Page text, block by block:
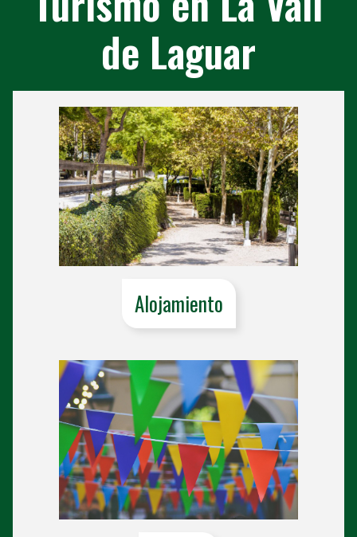
de Laguar
Alojamiento